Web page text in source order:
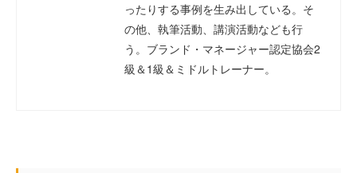
ったりする事例を生み出している。そ
の他、執筆活動、講演活動なども行
う。ブランド・マネージャー認定協会2
級＆1級＆ミドルトレーナー。